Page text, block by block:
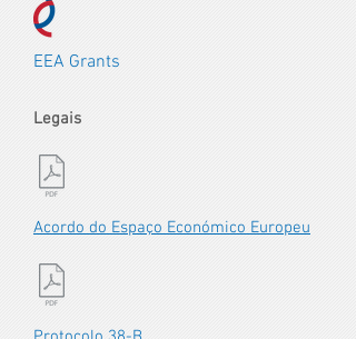
EEA Grants
Legais
Acordo do Espaço Económico Europeu